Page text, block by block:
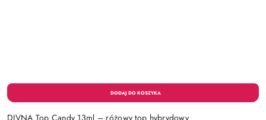
DIVNA Top Candy 13ml – różowy top hybrydowy